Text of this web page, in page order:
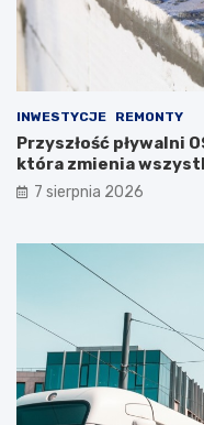
INWESTYCJE REMONTY
Przyszłość pływalni
która zmienia
7 sierpnia 2026